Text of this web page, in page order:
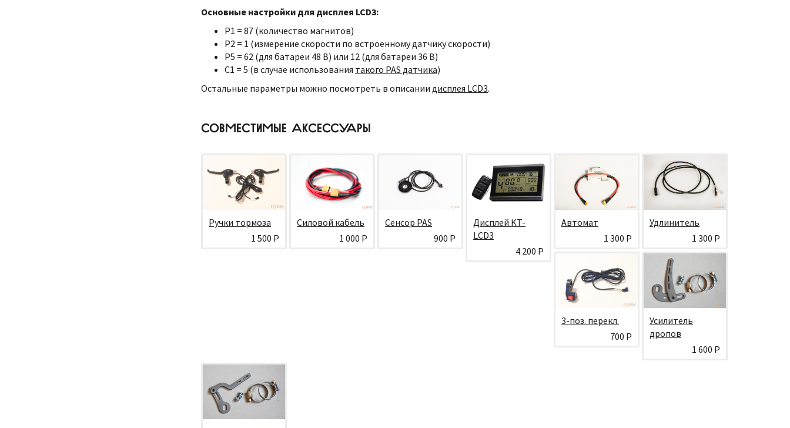
Основные настройки для дисплея LCD3:
P1 = 87 (количество магнитов)
P2 = 1 (измерение скорости по встроенному датчику скорости)
P5 = 62 (для батареи 48 В) или 12 (для батареи 36 В)
C1 = 5 (в случае использования такого PAS датчика)
Остальные параметры можно посмотреть в описании дисплея LCD3.
СОВМЕСТИМЫЕ АКСЕССУАРЫ
Ручки тормоза
1 500 Р
Силовой кабель
1 000 Р
Сенсор PAS
900 Р
Дисплей KT-
LCD3
4 200 Р
Автомат
1 300 Р
Удлинитель
1 300 Р
3-поз. перекл.
700 Р
Усилитель
дропов
1 600 Р